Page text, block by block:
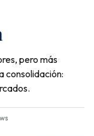
pero más
consolidación: